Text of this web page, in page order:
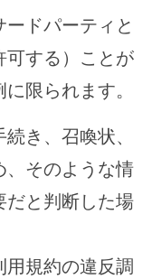
ドパーティと
可する）ことが
限られます。
き、召喚状、
、そのような情
だと判断した場
用規約の違反調